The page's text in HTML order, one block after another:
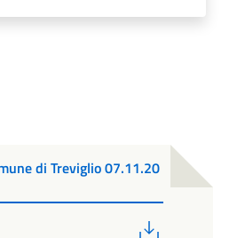
di Treviglio 07.11.20